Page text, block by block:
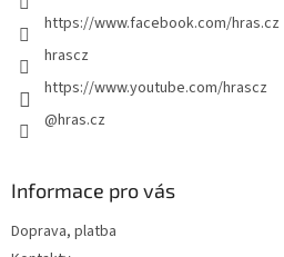
https://www.facebook.com/hras.cz
hrascz
https://www.youtube.com/hrascz
@hras.cz
Informace pro vás
Doprava, platba